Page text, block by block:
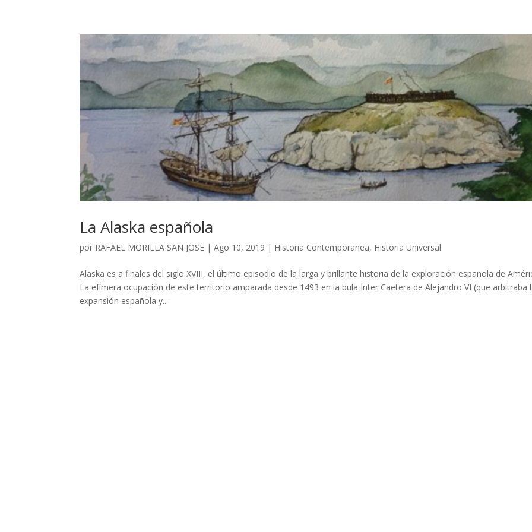
La Alaska española
por RAFAEL MORILLA SAN JOSE |Ago 10, 2019 | Historia Contemporanea, Historia Universal
Alaska es a finales del siglo XVIII, el último episodio de la larga y brillante historia de la exploración española de
La efímera ocupación de este territorio amparada desde 1493 en la bula Inter Caetera de Alejandro VI (que arbitraba
expansión española y...